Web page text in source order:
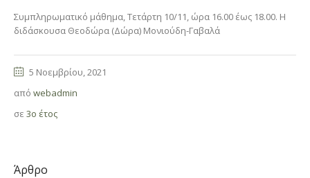
Συμπληρωματικό μάθημα, Τετάρτη 10/11, ώρα 16.00 έως 18.00. Η
διδάσκουσα Θεοδώρα (Δώρα) Μονιούδη-Γαβαλά
5 Νοεμβρίου, 2021
από webadmin
σε 3ο έτος
Άρθρο